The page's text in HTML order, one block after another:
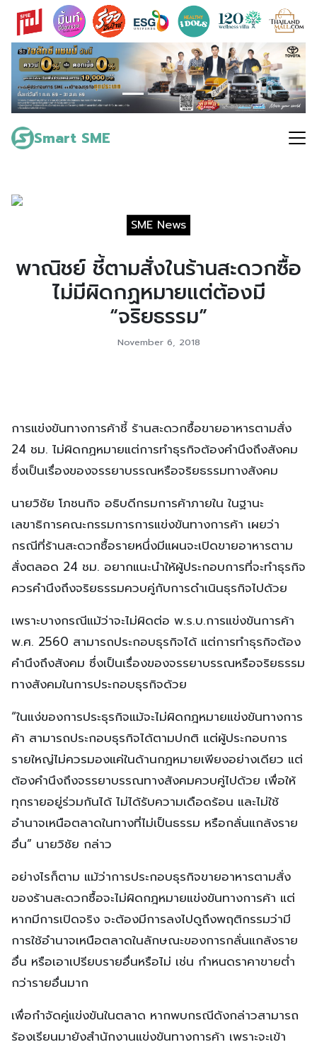
Skip
content
Smart SME
Search
for:
SME News
พาณิชย์ ชี้ตามสั่งในร้านสะดวกซื้อ
ไม่มีผิดกฏหมายแต่ต้องมี
“จริยธรรม”
November 6, 2018
การแข่งขันทางการค้าชี้ ร้านสะดวกซื้อขายอาหารตามสั่ง
24 ชม. ไม่ผิดกฏหมายแต่การทำธุรกิจต้องคำนึงถึงสังคม
ซึ่งเป็นเรื่องของจรรยาบรรณหรือจริยธรรมทางสังคม
นายวิชัย โภชนกิจ อธิบดีกรมการค้าภายใน ในฐานะ
เลขาธิการคณะกรรมการการแข่งขันทางการค้า เผยว่า
กรณีที่ร้านสะดวกซื้อรายหนึ่งมีแผนจะเปิดขายอาหารตาม
สั่งตลอด 24 ชม. อยากแนะนำให้ผู้ประกอบการที่จะทำธุรกิจ
ควรคำนึงถึงจริยธรรมควบคู่กับการดำเนินธุรกิจไปด้วย
เพราะบางกรณีแม้ว่าจะไม่ผิดต่อ พ.ร.บ.การแข่งขันการค้า
พ.ศ. 2560 สามารถประกอบธุรกิจได้ แต่การทำธุรกิจต้อง
คำนึงถึงสังคม ซึ่งเป็นเรื่องของจรรยาบรรณหรือจริยธรรม
ทางสังคมในการประกอบธุรกิจด้วย
“ในแง่ของการประธุรกิจแม้จะไม่ผิดกฎหมายแข่งขันทางการ
ค้า สามารถประกอบธุรกิจได้ตามปกติ แต่ผู้ประกอบการ
รายใหญ่ไม่ควรมองแค่ในด้านกฎหมายเพียงอย่างเดียว แต่
ต้องคำนึงถึงจรรยาบรรณทางสังคมควบคู่ไปด้วย เพื่อให้
ทุกรายอยู่ร่วมกันได้ ไม่ได้รับความเดือดร้อน และไม่ใช้
อำนาจเหนือตลาดในทางที่ไม่เป็นธรรม หรือกลั่นแกล้งราย
อื่น” นายวิชัย กล่าว
อย่างไรก็ตาม แม้ว่าการประกอบธุรกิจขายอาหารตามสั่ง
ของร้านสะดวกซื้อจะไม่ผิดกฎหมายแข่งขันทางการค้า แต่
หากมีการเปิดจริง จะต้องมีการลงไปดูถึงพฤติกรรมว่ามี
การใช้อำนาจเหนือตลาดในลักษณะของการกลั่นแกล้งราย
อื่น หรือเอาเปรียบรายอื่นหรือไม่ เช่น กำหนดราคาขายต่ำ
กว่ารายอื่นมาก
เพื่อกำจัดคู่แข่งขันในตลาด หากพบกรณีดังกล่าวสามารถ
ร้องเรียนมายังสำนักงานแข่งขันทางการค้า เพราะจะเข้า